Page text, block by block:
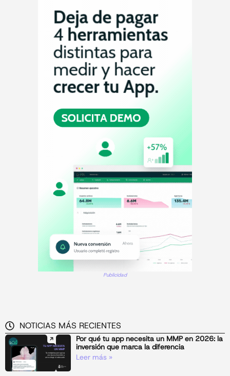
Publicidad
NOTICIAS MÁS RECIENTES
Por qué tu app necesita un MMP en 2026: la
inversión que marca la diferencia
Leer más »